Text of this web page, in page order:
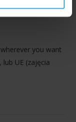
Zoom
you want
UE (zajęcia